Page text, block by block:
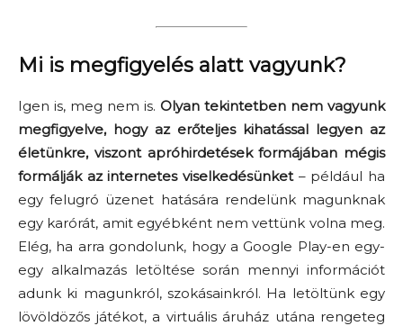
Mi is megfigyelés alatt vagyunk?
Igen is, meg nem is. Olyan tekintetben nem vagyunk
megfigyelve, hogy az erőteljes kihatással legyen az
életünkre, viszont apróhirdetések formájában mégis
formálják az internetes viselkedésünket– például ha
egy felugró üzenet hatására rendelünk magunknak
egy karórát, amit egyébként nem vettünk volna meg.
Elég, ha arra gondolunk, hogy a Google Play-en egy-
egy alkalmazás letöltése során mennyi információt
adunk ki magunkról, szokásainkról. Ha letöltünk egy
lövöldözős játékot, a virtuális áruház utána rengeteg